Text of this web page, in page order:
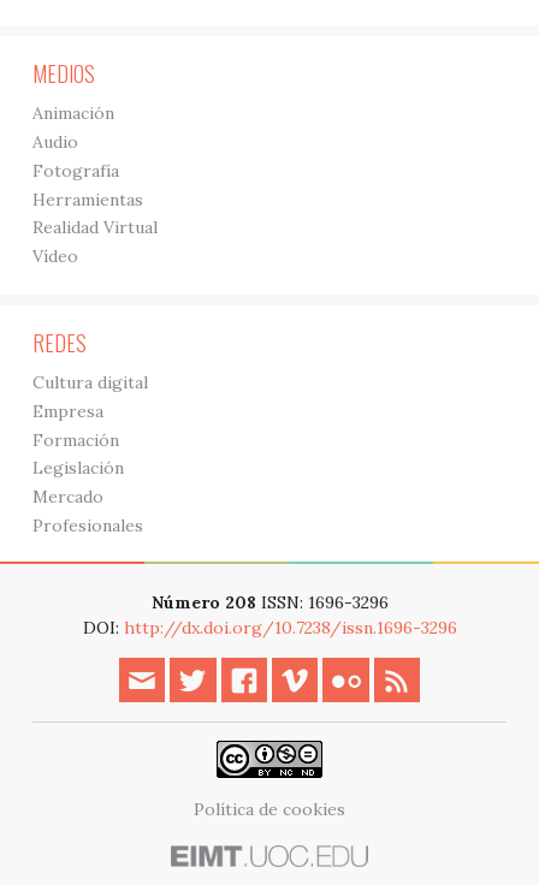
MEDIOS
Animación
Audio
Fotografía
Herramientas
Realidad Virtual
Vídeo
REDES
Cultura digital
Empresa
Formación
Legislación
Mercado
Profesionales
Número 208 ISSN: 1696-3296
DOI: http://dx.doi.org/10.7238/issn.1696-3296
Política de cookies